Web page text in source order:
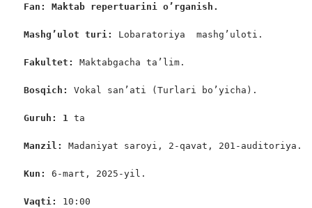
Fan: Maktab repertuarini o’rganish.
Mashg’ ulot turi: Lobaratoriya  mashg’uloti.
Fakultet: Maktabgacha ta’lim.
Bosqich: Vokal san’ati (Turlari bo’yicha).
Guruh: 1 ta
Manzil: Madaniyat saroyi, 2-qavat, 201-auditoriya.
Kun: 6-mart, 2025-yil.
Vaqti: 10:00